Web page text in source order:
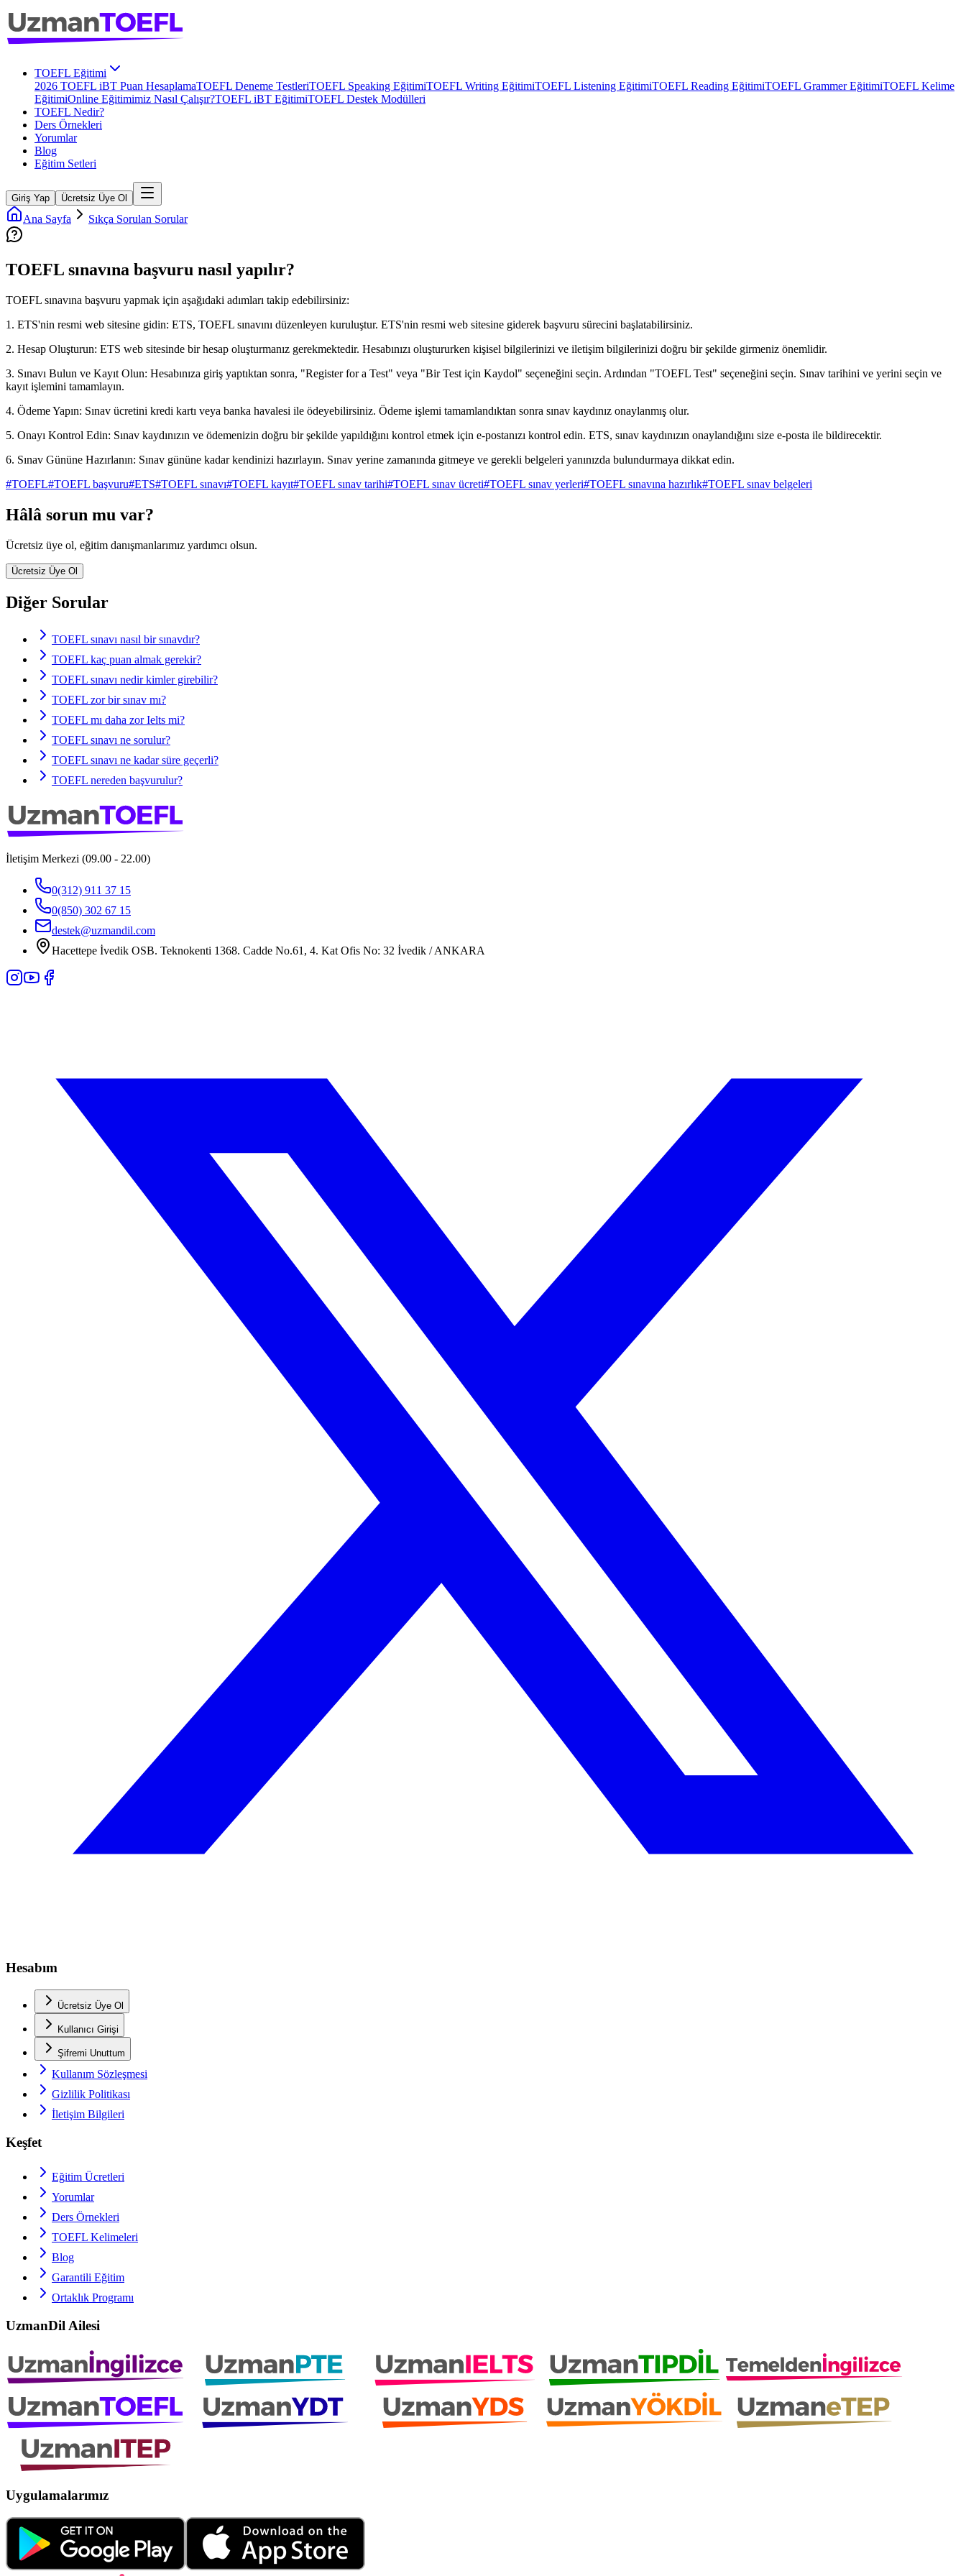
TOEFL Eğitimi
2026 TOEFL iBT Puan HesaplamaTOEFL Deneme TestleriTOEFL Speaking EğitimiTOEFL Writing EğitimiTOEFL Listening EğitimiTOEFL Reading EğitimiTOEFL Grammer EğitimiTOEFL Kelime
EğitimiOnline Eğitimimiz Nasıl Çalışır?TOEFL iBT EğitimiTOEFL Destek Modülleri
TOEFL Nedir?
Ders Örnekleri
Yorumlar
Blog
Eğitim Setleri
Giriş Yap Ücretsiz Üye Ol
Ana Sayfa Sıkça Sorulan Sorular
TOEFL sınavına başvuru nasıl yapılır?
TOEFL sınavına başvuru yapmak için aşağıdaki adımları takip edebilirsiniz:
1. ETS'nin resmi web sitesine gidin: ETS, TOEFL sınavını düzenleyen kuruluştur. ETS'nin resmi web sitesine giderek başvuru sürecini başlatabilirsiniz.
2. Hesap Oluşturun: ETS web sitesinde bir hesap oluşturmanız gerekmektedir. Hesabınızı oluştururken kişisel bilgilerinizi ve iletişim bilgilerinizi doğru bir şekilde girmeniz önemlidir.
3. Sınavı Bulun ve Kayıt Olun: Hesabınıza giriş yaptıktan sonra, "Register for a Test" veya "Bir Test için Kaydol" seçeneğini seçin. Ardından "TOEFL Test" seçeneğini seçin. Sınav tarihini ve yerini seçin ve
kayıt işlemini tamamlayın.
4. Ödeme Yapın: Sınav ücretini kredi kartı veya banka havalesi ile ödeyebilirsiniz. Ödeme işlemi tamamlandıktan sonra sınav kaydınız onaylanmış olur.
5. Onayı Kontrol Edin: Sınav kaydınızın ve ödemenizin doğru bir şekilde yapıldığını kontrol etmek için e-postanızı kontrol edin. ETS, sınav kaydınızın onaylandığını size e-posta ile bildirecektir.
6. Sınav Gününe Hazırlanın: Sınav gününe kadar kendinizi hazırlayın. Sınav yerine zamanında gitmeye ve gerekli belgeleri yanınızda bulundurmaya dikkat edin.
#TOEFL#TOEFL başvuru#ETS#TOEFL sınavı#TOEFL kayıt#TOEFL sınav tarihi#TOEFL sınav ücreti#TOEFL sınav yerleri#TOEFL sınavına hazırlık#TOEFL sınav belgeleri
Hâlâ sorun mu var?
Ücretsiz üye ol, eğitim danışmanlarımız yardımcı olsun.
Ücretsiz Üye Ol
Diğer Sorular
TOEFL sınavı nasıl bir sınavdır?
TOEFL kaç puan almak gerekir?
TOEFL sınavı nedir kimler girebilir?
TOEFL zor bir sınav mı?
TOEFL mı daha zor Ielts mi?
TOEFL sınavı ne sorulur?
TOEFL sınavı ne kadar süre geçerli?
TOEFL nereden başvurulur?
İletişim Merkezi (09.00 - 22.00)
0(312) 911 37 15
0(850) 302 67 15
destek@uzmandil.com
Hacettepe İvedik OSB. Teknokenti 1368. Cadde No.61, 4. Kat Ofis No: 32 İvedik / ANKARA
Hesabım
Ücretsiz Üye Ol
Kullanıcı Girişi
Şifremi Unuttum
Kullanım Sözleşmesi
Gizlilik Politikası
İletişim Bilgileri
Keşfet
Eğitim Ücretleri
Yorumlar
Ders Örnekleri
TOEFL Kelimeleri
Blog
Garantili Eğitim
Ortaklık Programı
UzmanDil Ailesi
Uygulamalarımız